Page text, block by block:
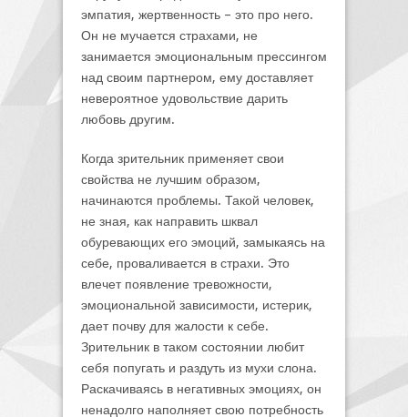
эмпатия, жертвенность – это про него.
Он не мучается страхами, не
занимается эмоциональным прессингом
над своим партнером, ему доставляет
невероятное удовольствие дарить
любовь другим.
Когда зрительник применяет свои
свойства не лучшим образом,
начинаются проблемы. Такой человек,
не зная, как направить шквал
обуревающих его эмоций, замыкаясь на
себе, проваливается в страхи. Это
влечет появление тревожности,
эмоциональной зависимости, истерик,
дает почву для жалости к себе.
Зрительник в таком состоянии любит
себя попугать и раздуть из мухи слона.
Раскачиваясь в негативных эмоциях, он
ненадолго наполняет свою потребность